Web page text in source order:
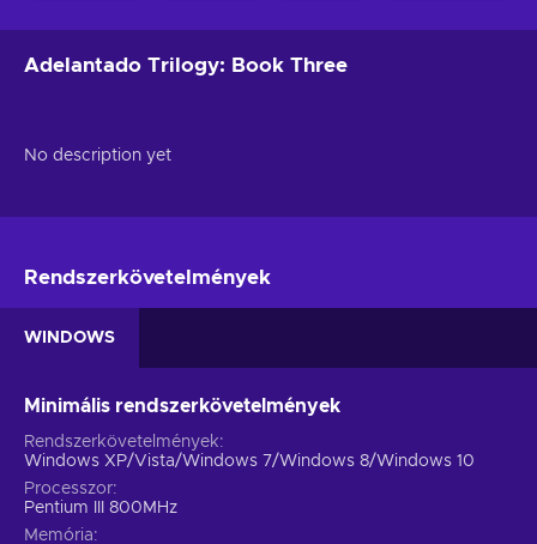
Adelantado Trilogy: Book Three
No description yet
Rendszerkövetelmények
WINDOWS
Minimális rendszerkövetelmények
Rendszerkövetelmények
Windows XP/Vista/Windows 7/Windows 8/Windows 10
Processzor
Pentium III 800MHz
Memória